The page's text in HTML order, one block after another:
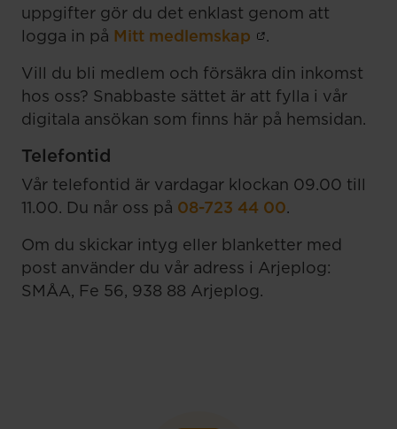
uppgifter gör du det enklast genom att
logga in på Mitt medlemskap .
Vill du bli medlem och försäkra din inkomst
hos oss? Snabbaste sättet är att fylla i vår
digitala ansökan som finns här på hemsidan.
Telefontid
Vår telefontid är vardagar klockan 09.00 till
11.00. Du når oss på 08-723 44 00.
Om du skickar intyg eller blanketter med
post använder du vår adress i Arjeplog:
SMÅA, Fe 56, 938 88 Arjeplog.